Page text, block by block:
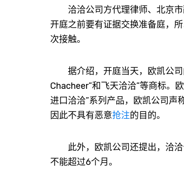
洽洽公司方代理律师、北京市
开庭之前要有证据交换准备庭，
次接触。
据介绍，开庭当天，欧凯公司
Chacheer”和飞天洽洽”等商标。
进口洽洽”系列产品，欧凯公司声
因此不具有恶意抢注的目的。
此外，欧凯公司还提出，洽洽
不能超过6个月。